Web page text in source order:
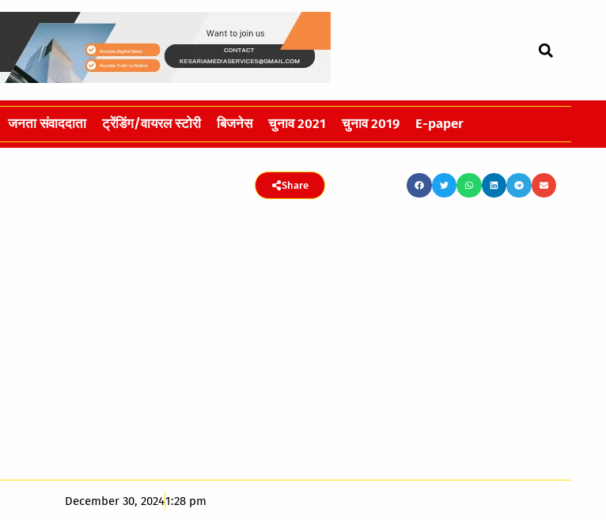
जनता संवाददाता ट्रेंडिंग/वायरल स्टोरी बिजनेस चुनाव 2021 चुनाव 2019 E-paper
Share
December 30, 20241:28 pm